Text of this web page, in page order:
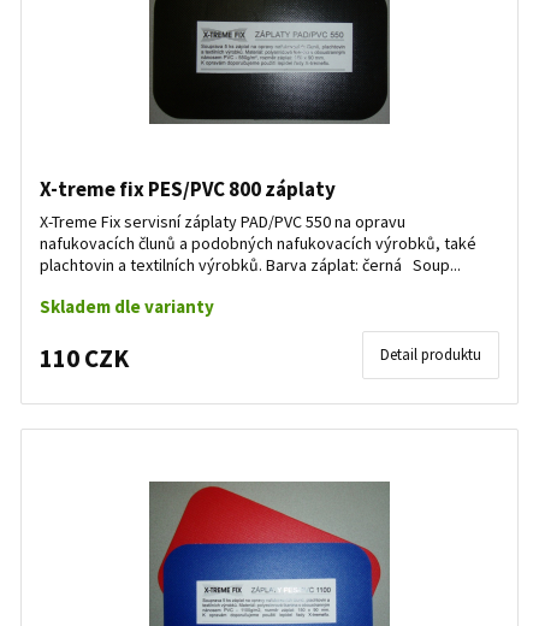
X-treme fix PES/PVC 800 záplaty
X-Treme Fix servisní záplaty PAD/PVC 550 na opravu
nafukovacích člunů a podobných nafukovacích výrobků, také
plachtovin a textilních výrobků. Barva záplat: černá Soup...
Skladem dle varianty
110 CZK Detail produktu